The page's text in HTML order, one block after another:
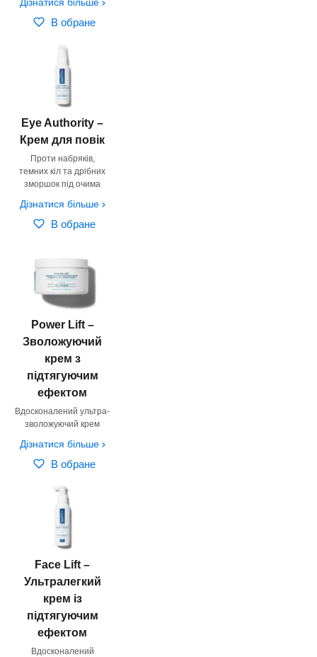
В обране
Eye Authority –
Крем для повік
Проти набряків,
темних кіл та дрібних
зморшок під очима
Дізнатися більше
В обране
Power Lift –
Зволожуючий
крем з
підтягуючим
ефектом
Вдосконалений ультра-
зволожуючий крем
Дізнатися більше
В обране
Face Lift –
Ультралегкий
крем із
підтягуючим
ефектом
Вдосконалений